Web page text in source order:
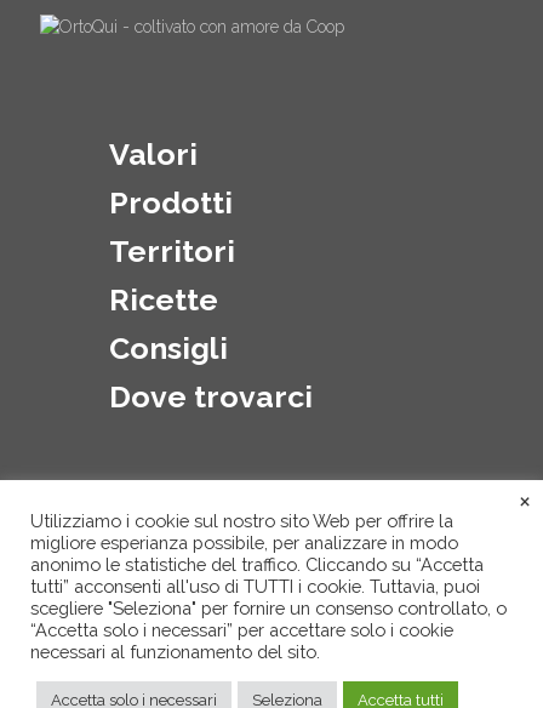
Valori
Prodotti
Territori
Ricette
Consigli
Dove trovarci
Privacy Policy
Utilizziamo i cookie sul nostro sito Web per offrire la
migliore esperianza possibile, per analizzare in modo
anonimo le statistiche del traffico. Cliccando su “Accetta
tutti” acconsenti all'uso di TUTTI i cookie. Tuttavia, puoi
scegliere "Seleziona" per fornire un consenso controllato, o
“Accetta solo i necessari” per accettare solo i cookie
necessari al funzionamento del sito.
Accetta solo i necessari Seleziona Accetta tutti
×